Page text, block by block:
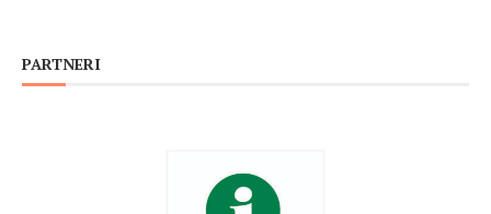
PARTNERI